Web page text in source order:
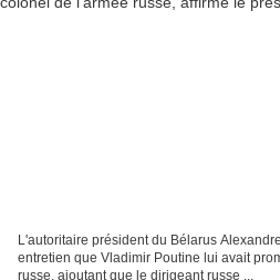
L'autoritaire président du Bélarus
entretien que Vladimir Poutine lui avait
russe, ajoutant que le dirigeant russe ...